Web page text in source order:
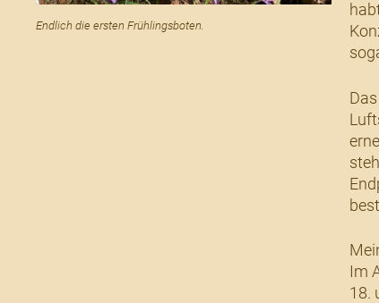
Endlich die ersten Frühlingsboten.
Das
Im
18.